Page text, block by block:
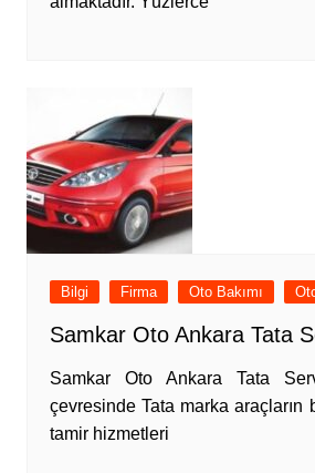
Bilgi Firma Oto Bakımı
Samkar Oto Ankara Tata
Samkar Oto Ankara Tata
çevresinde Tata marka araçların
tamir hizmetleri